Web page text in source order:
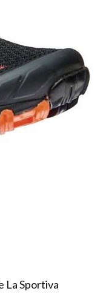
La Sportiva